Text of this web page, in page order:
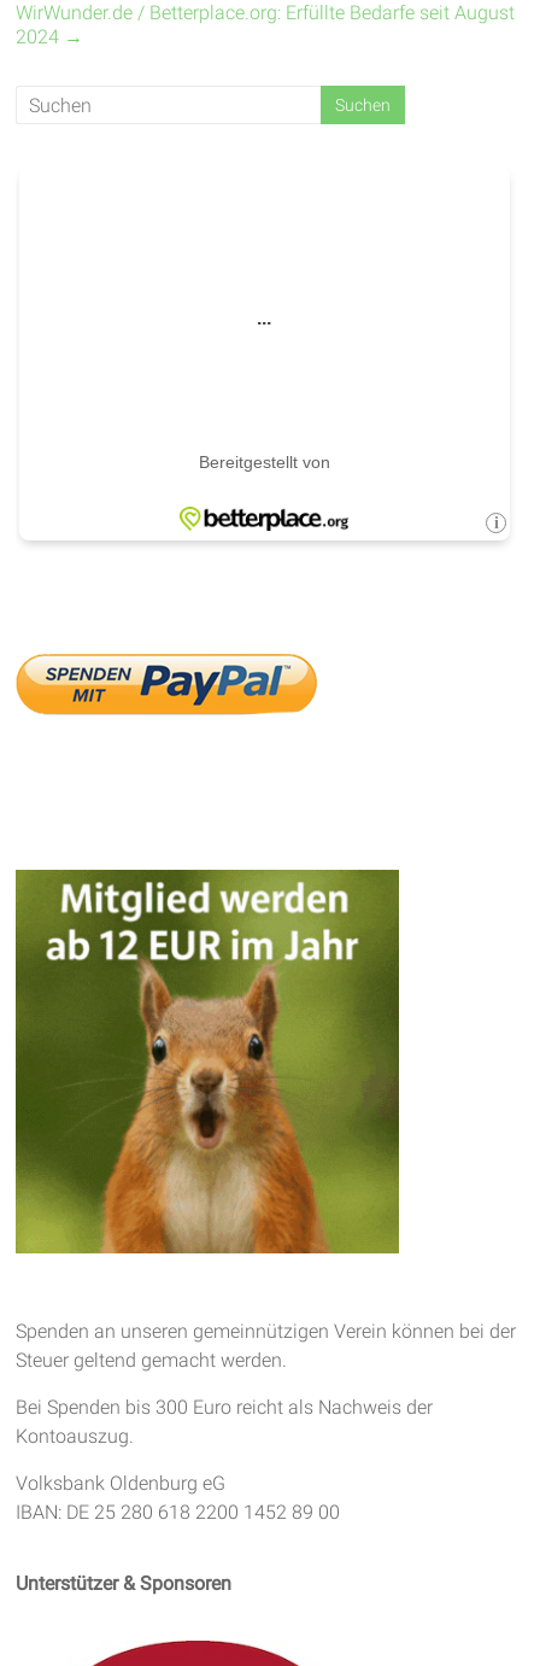
WirWunder.de / Betterplace.org: Erfüllte Bedarfe seit August
2024 →
Spenden an unseren gemeinnützigen Verein können bei der
Steuer geltend gemacht werden.
Bei Spenden bis 300 Euro reicht als Nachweis der
Kontoauszug.
Volksbank Oldenburg eG
IBAN: DE 25 280 618 2200 1452 89 00
Unterstützer & Sponsoren